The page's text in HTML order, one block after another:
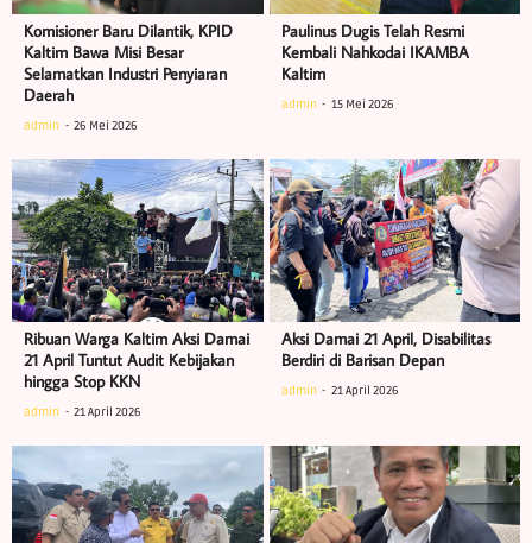
Komisioner Baru Dilantik, KPID
Kaltim Bawa Misi Besar
Selamatkan Industri Penyiaran
Daerah
admin 26 Mei 2026
Paulinus Dugis Telah Resmi
Kembali Nahkodai IKAMBA
Kaltim
admin 15 Mei 2026
Ribuan Warga Kaltim Aksi Damai
21 April Tuntut Audit Kebijakan
hingga Stop KKN
admin 21 April 2026
Aksi Damai 21 April, Disabilitas
Berdiri di Barisan Depan
admin 21 April 2026